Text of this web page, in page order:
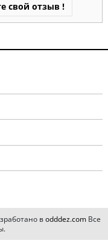
свой отзыв !
вodddez.comВсе